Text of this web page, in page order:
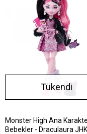
Tükendi
Monster High Ana
Bebekler - Draculaura